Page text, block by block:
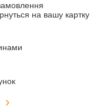
на вашу картку